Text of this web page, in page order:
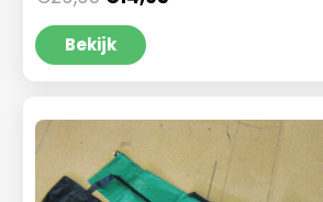
prijs
was:
€29,95.
Bekijk